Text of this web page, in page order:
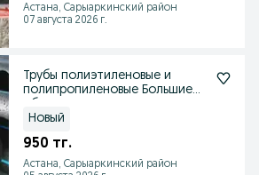
Астана, Сарыаркинский район
07 августа 2026 г.
Трубы полиэтиленовые и
полипропиленовые Большие
Новый
950 тг.
Астана, Сарыаркинский район